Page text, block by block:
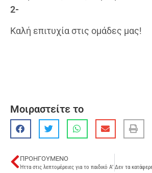
2-
Καλή επιτυχία στις ομάδες μας!
Μοιραστείτε το
ΠΡΟΗΓΟΎΜΕΝΟ
Ήττα στις λεπτομέρειες για το παιδικό Α’